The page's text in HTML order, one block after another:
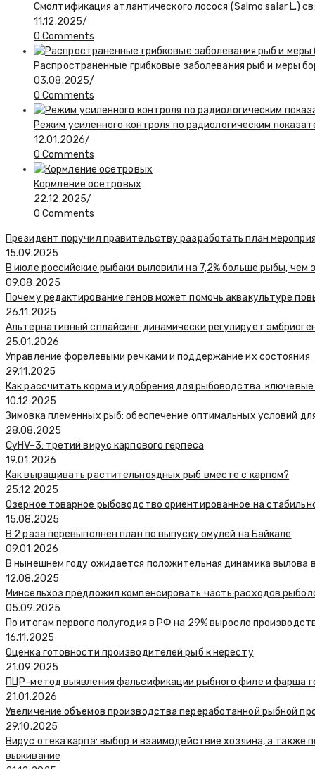
Смолтификация атлантического лосося (Salmo salar L.)
11.12.2025/
0 Comments
Распространенные грибковые заболевания рыб и меры
03.08.2025/
0 Comments
Режим усиленного контроля по радиологическим
12.01.2026/
0 Comments
Кормление осетровых
22.12.2025/
0 Comments
Президент поручил правительству разработать план
15.09.2025
В июле российские рыбаки выловили на 7,2% больше рыбы, чем
09.08.2025
Почему редактирование генов может помочь аквакультуре
26.11.2025
Альтернативный сплайсинг динамически регулирует
25.01.2026
Управление форелевыми речками и поддержание их состояния
29.11.2025
Как рассчитать корма и удобрения для рыбоводства:
10.12.2025
Зимовка племенных рыб: обеспечение оптимальных условий
28.08.2025
CyHV-3: третий вирус карпового герпеса
19.01.2026
Как выращивать растительноядных рыб вместе с карпом?
25.12.2025
Озерное товарное рыбоводство ориентированное на
15.08.2025
В 2 раза перевыполнен план по выпуску омулей на Байкале
09.01.2026
В нынешнем году ожидается положительная динамика вылова
12.08.2025
Минсельхоз предложил компенсировать часть расходов
05.09.2025
По итогам первого полугодия в РФ на 29% выросло
16.11.2025
Оценка готовности производителей рыб к нересту
21.09.2025
ПЦР-метод выявления фальсификации рыбного филе и фарша
21.01.2026
Увеличение объемов производства переработанной рыбной
29.10.2025
Вирус отека карпа: выбор и взаимодействие хозяина, а
выживание